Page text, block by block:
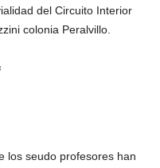
del Circuito Interior
colonia Peralvillo.
los seudo profesores han